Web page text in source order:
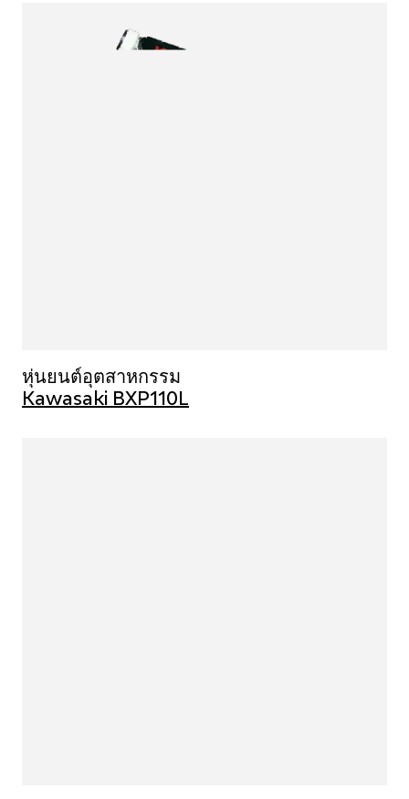
หุ่นยนต์อุตสาหกรรม
Kawasaki BXP110L